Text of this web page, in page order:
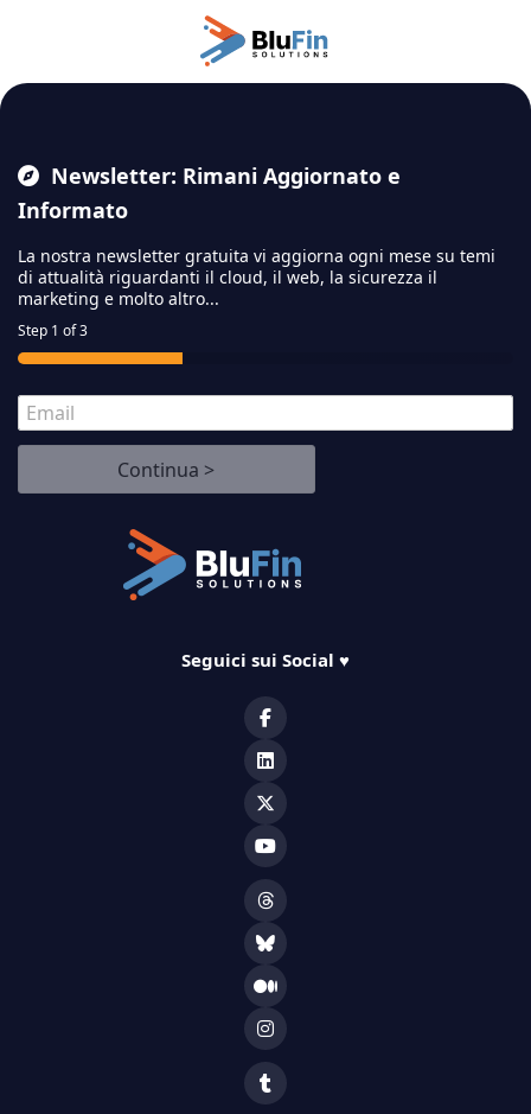
Passa al contenuto principale
Newsletter: Rimani Aggiornato e
Informato
La nostra newsletter gratuita vi aggiorna ogni mese su temi
di attualità riguardanti il cloud, il web, la sicurezza il
marketing e molto altro...
Step 1 of 3
E
m
a
l
Continua >
Seguici sui Social ♥️